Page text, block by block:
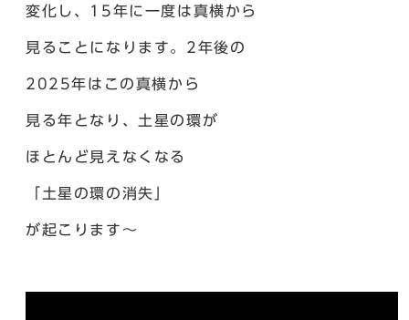
変化し、15年に一度は真横から
見ることになります。2年後の
2025年はこの真横から
見る年となり、土星の環が
ほとんど見えなくなる
「土星の環の消失」
が起こります～